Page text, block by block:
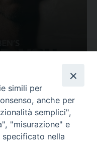
simili per
anche per
semplici",
"misurazione" e
nella